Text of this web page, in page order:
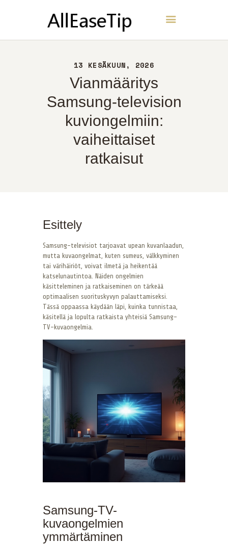
13 KESÄKUUN, 2026
Vianmääritys
Samsung-television
kuviongelmiin:
vaiheittaiset
ratkaisut
AllEaseTip
YHTEYS
POLITIIKKA
SUOMI
Esittely
Samsung-televisiot tarjoavat upean kuvanlaadun,
mutta kuvaongelmat, kuten sumeus, välkkyminen
tai värihäiriöt, voivat ilmetä ja heikentää
katselunautintoa. Näiden ongelmien
käsitteleminen ja ratkaiseminen on tärkeää
optimaalisen suorituskyvyn palauttamiseksi.
Tässä oppaassa käydään läpi, kuinka tunnistaa,
käsitellä ja lopulta ratkaista yhteisiä Samsung-
TV-kuvaongelmia.
Samsung-TV-
kuvaongelmien
ymmärtäminen